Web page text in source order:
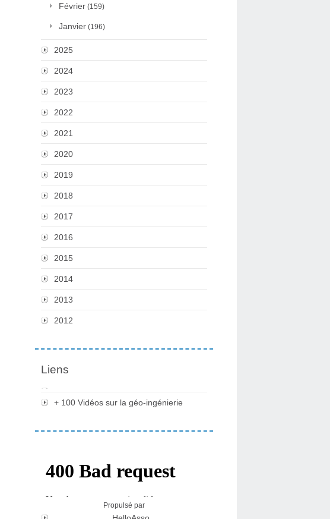
Février (159)
Janvier (196)
2025
2024
2023
2022
2021
2020
2019
2018
2017
2016
2015
2014
2013
2012
Liens
+ 100 Vidéos sur la géo-ingénierie
Propulsé par